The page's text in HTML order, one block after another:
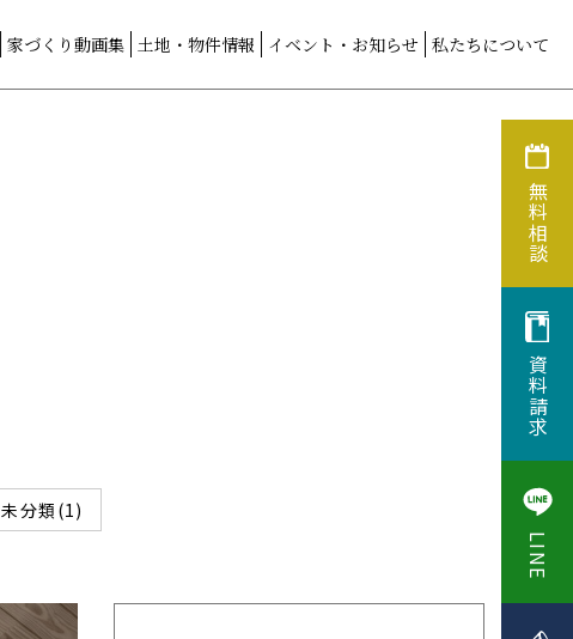
家づくり動画集 土地・物件情報 イベント・お知らせ 私たちについて
無料相談
資料請求
LINE
未分類(1)